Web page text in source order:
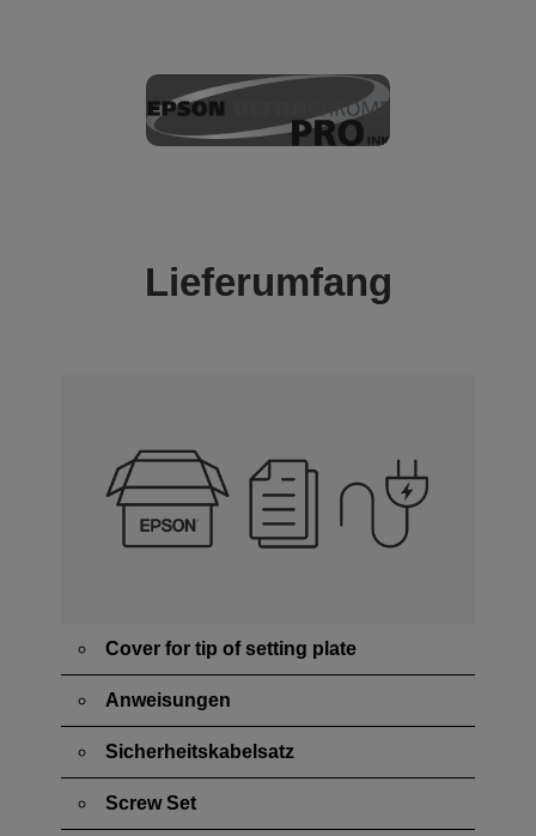
Lieferumfang
Cover for tip of setting plate
Anweisungen
Sicherheitskabelsatz
Screw Set